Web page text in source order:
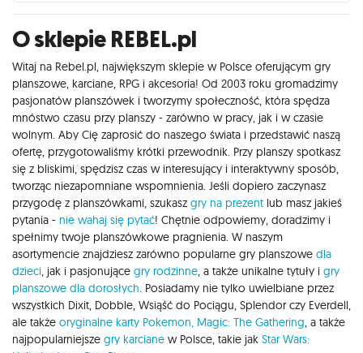
O sklepie REBEL.pl
Witaj na Rebel.pl, największym sklepie w Polsce oferującym gry
planszowe, karciane, RPG i akcesoria! Od 2003 roku gromadzimy
pasjonatów planszówek i tworzymy społeczność, która spędza
mnóstwo czasu przy planszy - zarówno w pracy, jak i w czasie
wolnym. Aby Cię zaprosić do naszego świata i przedstawić naszą
ofertę, przygotowaliśmy krótki przewodnik. Przy planszy spotkasz
się z bliskimi, spędzisz czas w interesujący i interaktywny sposób,
tworząc niezapomniane wspomnienia. Jeśli dopiero zaczynasz
przygodę z planszówkami, szukasz gry na prezent lub masz jakieś
pytania - nie wahaj się pytać! Chętnie odpowiemy, doradzimy i
spełnimy twoje planszówkowe pragnienia. W naszym
asortymencie znajdziesz zarówno popularne gry planszowe dla
dzieci, jak i pasjonujące gry rodzinne, a także unikalne tytuły i gry
planszowe dla dorosłych. Posiadamy nie tylko uwielbiane przez
wszystkich Dixit, Dobble, Wsiąść do Pociągu, Splendor czy Everdell,
ale także oryginalne karty Pokemon, Magic: The Gathering, a także
najpopularniejsze gry karciane w Polsce, takie jak Star Wars: